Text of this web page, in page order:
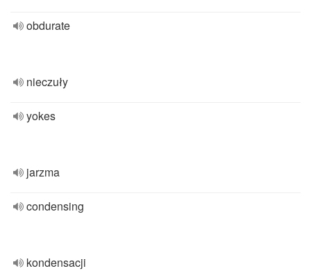
obdurate
nieczuły
yokes
jarzma
condensing
kondensacji